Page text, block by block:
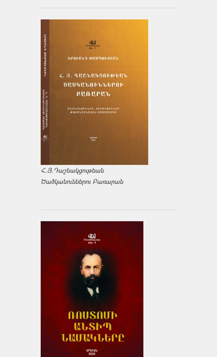
Հ.Յ.Դաշնակցութեան
Ծածկանուններու Բառարան